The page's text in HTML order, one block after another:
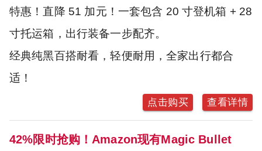
特惠！直降 51 加元！一套包含 20 寸登机箱 + 28
寸托运箱，出行装备一步配齐。
经典纯黑百搭耐看，轻便耐用，全家出行都合
适！
点击购买 查看详情
42%限时抢购！Amazon现有Magic Bullet